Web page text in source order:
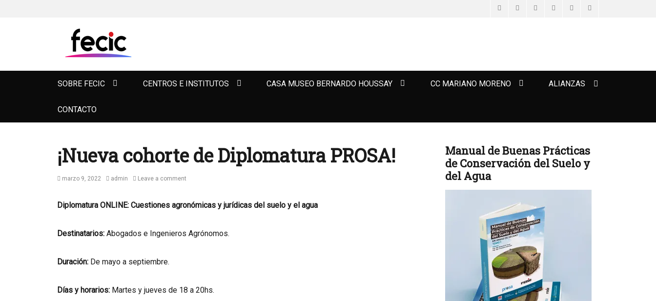
FacebookTwitter Email YouTube
FECIC
Primary
SOBRE FECIC CENTROS E INSTITUTOS CASA MUSEO BERNARDO HOUSSAY CC MARIANO MORENO ALIANZAS
CONTACTO
¡Nueva cohorte de Diplomatura PROSA!
Posted
marzo 9, 2022 Author
admin Leave a comment
Diplomatura ONLINE: Cuestiones agronómicas y jurídicas del suelo y el agua
Destinatarios: Abogados e Ingenieros Agrónomos.
Duración: De mayo a septiembre.
Días y horarios: Martes y jueves de 18 a 20hs.
Manual de Buenas Prácticas
de Conservación del Suelo y
del Agua